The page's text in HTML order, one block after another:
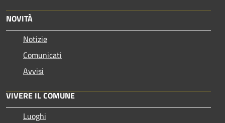
NOVITÀ
Notizie
Comunicati
Avvisi
VIVERE IL COMUNE
Luoghi